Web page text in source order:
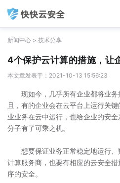
新闻中心 > 技术分享
4个保护云计算的措施，让
本文章发表于：2021-10-13 15:56:23
现如今，几乎所有企业都将业
且，有的企业会在云平台上运行关
业业务在云中运行，也给企业的安
分子有了可乘之机。
想要保证业务正常稳定地运行
计算服务商，也要有相应的云安全
序的安全。